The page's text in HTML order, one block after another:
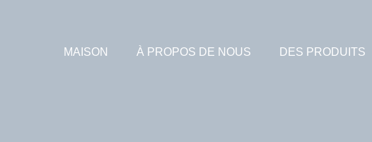
MAISON À PROPOS DE NOUS DES PRODUITS